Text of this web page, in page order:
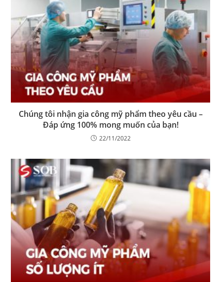
Chúng tôi nhận gia công mỹ phẩm theo yêu cầu –
Đáp ứng 100% mong muốn của bạn!
22/11/2022